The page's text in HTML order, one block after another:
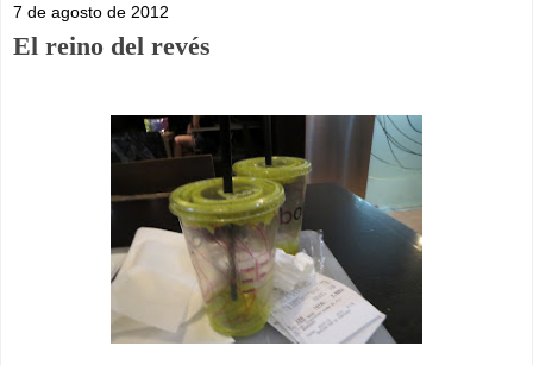
7 de agosto de 2012
El reino del revés